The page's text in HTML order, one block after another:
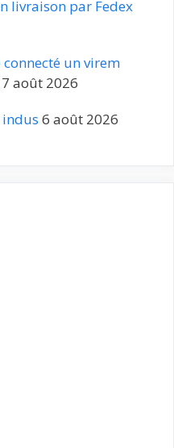
livraison par Fedex
un virem
7 août 2026
6 août 2026